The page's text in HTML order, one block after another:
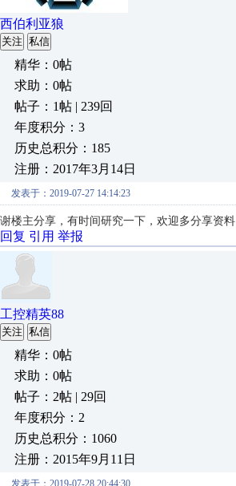
西伯利亚狼
关注 私信
精华：0帖
求助：0帖
帖子：1帖 | 239回
年度积分：3
历史总积分：185
注册：2017年3月14日
发表于：2019-07-27 14:14:23
谢楼主分享，有时间研究一下，欢迎多分享资料
回复 引用 举报
工控精英88
关注 私信
精华：0帖
求助：0帖
帖子：2帖 | 29回
年度积分：2
历史总积分：1060
注册：2015年9月11日
发表于：2019-07-28 20:44:30